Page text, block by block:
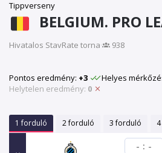
Tippverseny
BELGIUM. PRO
Hivatalos StavRate torna·
938
Pontos eredmény: +3 Helyes
Helytelen eredmény: 0
1 forduló 2 forduló 3 forduló
- : -